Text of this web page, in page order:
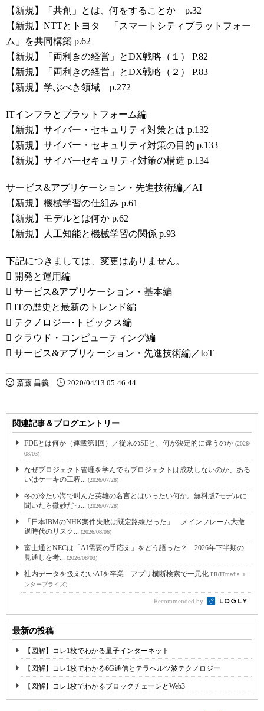
【新規】「共創」とは、何をすることか p.32
【新規】NTTとトヨタ 「スマートシティプラットフォー
ム」を共同構築 p.62
【新規】「両利きの経営」とDX戦略（１） P.82
【新規】「両利きの経営」とDX戦略（２） P.83
【新規】学ぶべき領域 p.272
ITインフラとプラットフォーム編
【新規】サイバー・セキュリティ対策とは p.132
【新規】サイバー・セキュリティ対策の目的 p.133
【新規】サイバーセキュリティ対策の構造 p.134
サービス&アプリケーション・先進技術編／AI
【新規】機械学習の仕組み p.61
【新規】モデルとは何か p.62
【新規】人工知能と機械学習の関係 p.93
下記につきましては、変更はありません。
 開発と運用編
 サービス&アプリケーション・基本編
 ITの歴史と最新のトレンド編
 テクノロジー･トピックス編
 クラウド・コンピューティング編
 サービス&アプリケーション・先進技術編／IoT
斎藤 昌義 2020/04/13 05:46:44
関連記事＆ブログエントリー
FDEとは何か（連載第1回）／従来のSEと、何が決定的に違うのか (2026/
08/03)
なぜプロジェクト管理を学んでもプロジェクトは成功しないのか、ある
いはケーキの工程... (2026/07/28)
冬の冷たい海で叫んだ英雄の名言とはいったい何か。無料版7モデルに
聞いたら微妙だっ... (2026/07/28)
「日本IBMのNHK案件失敗は既定路線だった」 メインフレーム大撤
退時代のリスク... (2026/08/06)
富士通とNECは「AI需要の手応え」をどう語った？ 2026年下半期の
見通しを考... (2026/08/03)
社内データを扱えないAIを卒業 アプリ横断検索で一元化 PR(ITmedia エ
ンタープライズ)
Recommended by
最新の投稿
【図解】コレ1枚でわかる量子インターネット
【図解】コレ1枚でわかる6G通信とテラヘルツ波テクノロジー
【図解】コレ1枚でわかるブロックチェーンとWeb3